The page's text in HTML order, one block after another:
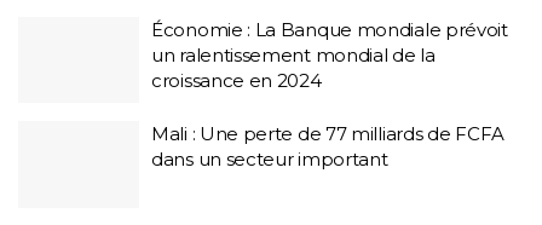
Économie : La Banque mondiale prévoit
un ralentissement mondial de la
croissance en 2024
Mali : Une perte de 77 milliards de FCFA
dans un secteur important